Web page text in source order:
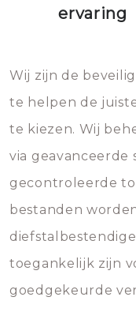
ervaring
Wij zijn de
te helpen de
te kiezen. Wij
via
gecontroleerde
bestanden
toegankelijk zijn
goedgekeurde